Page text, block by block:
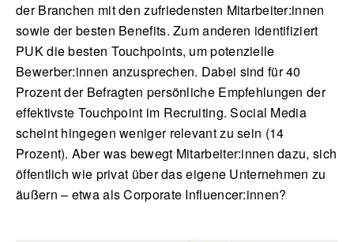
der Branchen mit den zufriedensten Mitarbeiter:innen
sowie der besten Benefits. Zum anderen identifiziert
PUK die besten Touchpoints, um potenzielle
Bewerber:innen anzusprechen. Dabei sind für 40
Prozent der Befragten persönliche Empfehlungen der
effektivste Touchpoint im Recruiting. Social Media
scheint hingegen weniger relevant zu sein (14
Prozent). Aber was bewegt Mitarbeiter:innen dazu, sich
öffentlich wie privat über das eigene Unternehmen zu
äußern – etwa als Corporate Influencer:innen?